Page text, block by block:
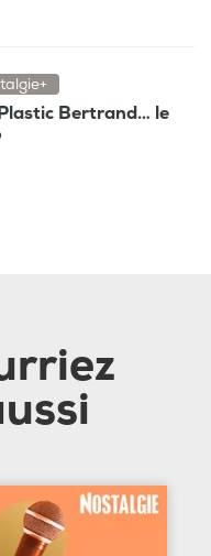
Bertrand… le